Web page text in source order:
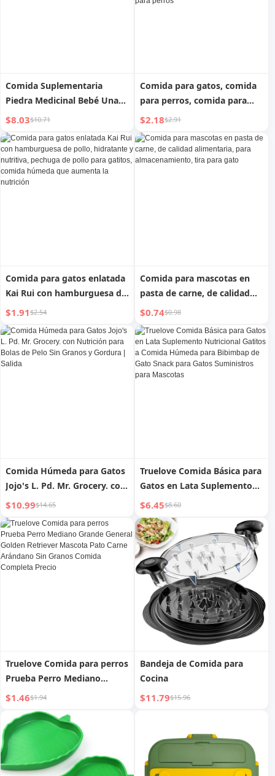
Comida Suplementaria
Piedra Medicinal Bebé Una
Persona Hogar Sartén
Yukihira
$8.03$10.71
Comida para gatos, comida
para perros, comida para
mascotas, cuchara, cuchara
medidora, taza para gatos,
cuenco, taza medidora con
báscula, alimentación,
$2.18$2.91
Comida para gatos enlatada
Kai Rui con hamburguesa de
pollo, hidratante y nutritiva,
pechuga de pollo para
gatitos, comida húmeda que
aumenta la nutrición
$1.91$2.54
Comida para mascotas en
pasta de carne, de calidad
alimentaria, para
almacenamiento, tira para
gato
$0.74$0.98
Comida Húmeda para Gatos
Jojo's L. Pd. Mr. Grocery. con
Nutrición para Bolas de Pelo
Sin Granos y Gordura |
Salida
$10.99$14.65
Truelove Comida Básica para
Gatos en Lata Suplemento
Nutricional Gatitos a Comida
Húmeda para Bibimbap de
Gato Snack para Gatos
Suministros para Mascotas
$6.45$8.60
Truelove Comida para perros
Prueba Perro Mediano
Grande General Golden
Carne Arándano Sin Granos
Comida Completa Precio
$1.46$1.94
Bandeja de Comida para
Cocina
$11.79$15.96